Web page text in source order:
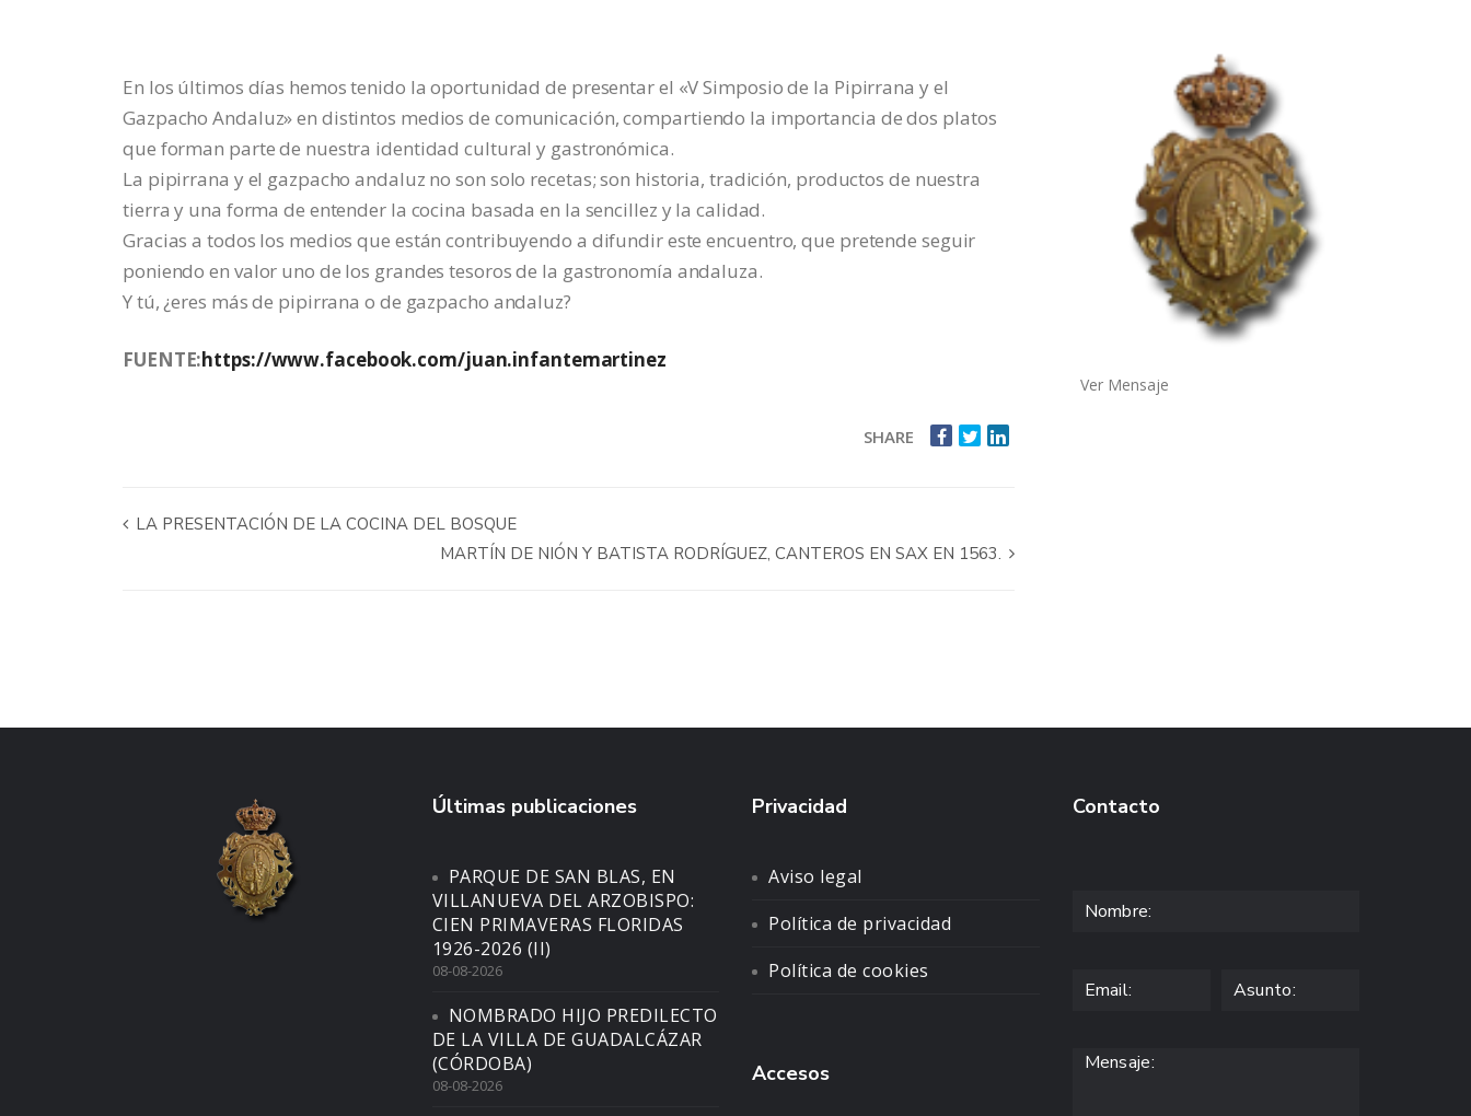
En los últimos días hemos tenido la oportunidad de presentar el «V Simposio de la Pipirrana y el
Gazpacho Andaluz» en distintos medios de comunicación, compartiendo la importancia de dos platos
que forman parte de nuestra identidad cultural y gastronómica.
La pipirrana y el gazpacho andaluz no son solo recetas; son historia, tradición, productos de nuestra
tierra y una forma de entender la cocina basada en la sencillez y la calidad.
Gracias a todos los medios que están contribuyendo a difundir este encuentro, que pretende seguir
poniendo en valor uno de los grandes tesoros de la gastronomía andaluza.
Y tú, ¿eres más de pipirrana o de gazpacho andaluz?
FUENTE:https://www.facebook.com/juan.infantemartinez
SHARE
LA PRESENTACIÓN DE LA COCINA DEL BOSQUE
MARTÍN DE NIÓN Y BATISTA RODRÍGUEZ, CANTEROS EN SAX EN 1563.
Ver Mensaje
Últimas publicaciones
PARQUE DE SAN BLAS, EN
VILLANUEVA DEL ARZOBISPO:
CIEN PRIMAVERAS FLORIDAS
1926-2026 (II)
08-08-2026
NOMBRADO HIJO PREDILECTO
DE LA VILLA DE GUADALCÁZAR
(CÓRDOBA)
08-08-2026
Privacidad
Aviso legal
Política de privacidad
Política de cookies
Accesos
Contacto